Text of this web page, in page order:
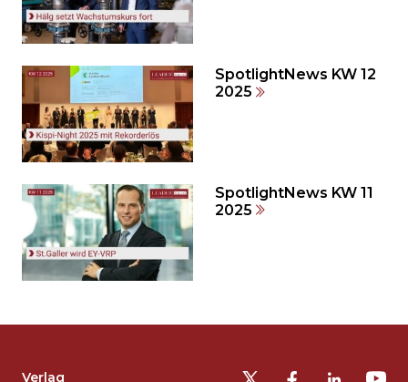
auslassen
und
zum
Seitenende
springen?
SpotlightNews KW 12
2025
SpotlightNews KW 11
2025
auslassen
Verlag